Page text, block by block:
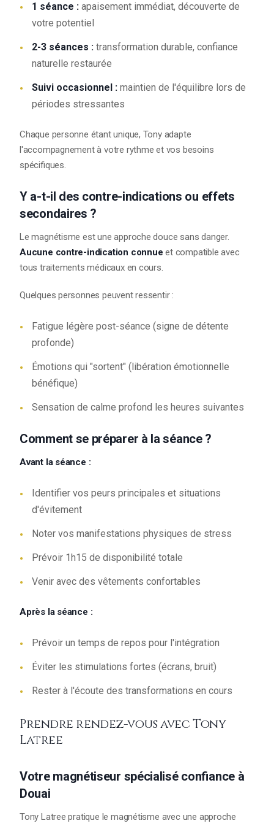
1 séance : apaisement immédiat, découverte de
votre potentiel
2-3 séances : transformation durable, confiance
naturelle restaurée
Suivi occasionnel : maintien de l'équilibre lors de
périodes stressantes
Chaque personne étant unique, Tony adapte
l'accompagnement à votre rythme et vos besoins
spécifiques.
Y a-t-il des contre-indications ou effets
secondaires ?
Le magnétisme est une approche douce sans danger.
Aucune contre-indication connue et compatible avec
tous traitements médicaux en cours.
Quelques personnes peuvent ressentir :
Fatigue légère post-séance (signe de détente
profonde)
Émotions qui "sortent" (libération émotionnelle
bénéfique)
Sensation de calme profond les heures suivantes
Comment se préparer à la séance ?
Avant la séance :
Identifier vos peurs principales et situations
d'évitement
Noter vos manifestations physiques de stress
Prévoir 1h15 de disponibilité totale
Venir avec des vêtements confortables
Après la séance :
Prévoir un temps de repos pour l'intégration
Éviter les stimulations fortes (écrans, bruit)
Rester à l'écoute des transformations en cours
Prendre rendez-vous avec Tony
Latree
Votre magnétiseur spécialisé confiance à
Douai
Tony Latree pratique le magnétisme avec une approche